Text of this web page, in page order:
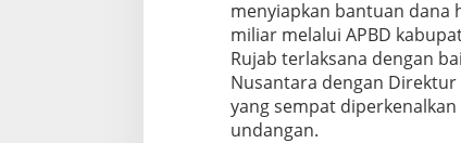
menyiapkan bantuan dana
miliar melalui APBD
Rujab terlaksana dengan
Nusantara dengan Direktur
yang sempat
undangan.